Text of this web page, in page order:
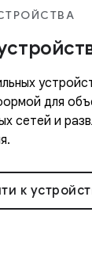
для
сетей и
к